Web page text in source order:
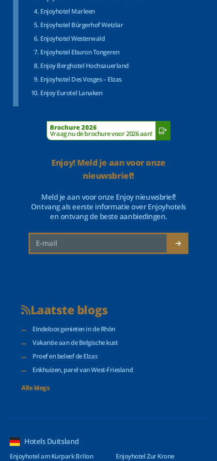
Enjoyhotel Marleen
Enjoyhotel Bürgerhof Wetzlar
Enjoyhotel Westerwald
Enjoyhotel Eburon Tongeren
Enjoy Berghotel Hochsauerland
Enjoyhotel Des Vosges – Elzas
Enjoy Eurotel Lanaken
Brochure 2026
Vraag nu de brochure voor 2026 aan!
Enjoy! Meld je aan voor onze
nieuwsbrief!
Meld je aan voor onze Enjoy nieuwsbrief!
Ontvang als eerste informatie over Enjoyhotels
en ontvang de beste aanbiedingen.
Laatste blogs
Eindeloos genieten in de Rhön
Vakantie aan de Belgische kust
Proef en beleef de Elzas
Enkhuizen, parel van West-Friesland
Alle blogs
Hotels Duitsland
Enjoyhotel am Kurpark Brilon
Enjoyhotel Zur Krone